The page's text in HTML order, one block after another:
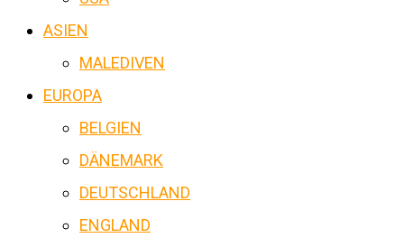
ASIEN
MALEDIVEN
EUROPA
BELGIEN
DÄNEMARK
DEUTSCHLAND
ENGLAND